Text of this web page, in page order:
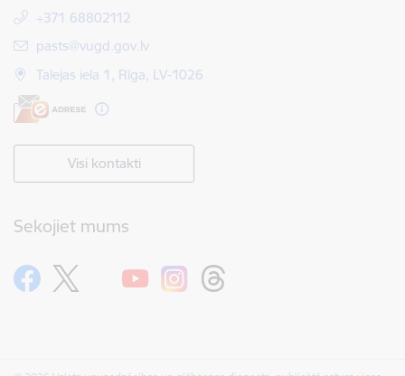
+371 68802112
E-pasts:
pasts@vugd.gov.lv
Talejas iela 1, Rīga, LV-1026
Visi kontakti
Sekojiet mums